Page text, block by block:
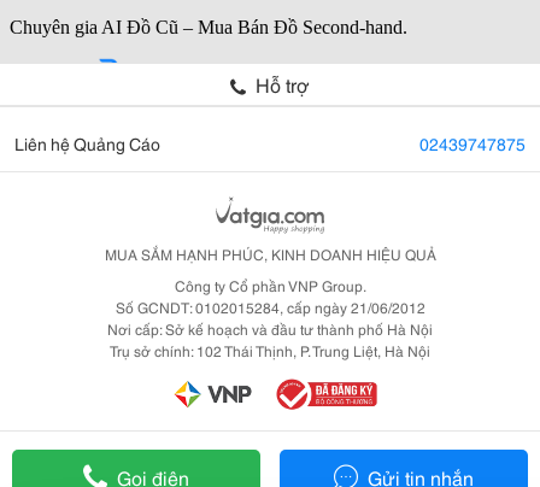
Gọi điện Gửi tin nhắn
Hỗ trợ
Liên hệ Quảng Cáo 02439747875
MUA SẮM HẠNH PHÚC, KINH DOANH HIỆU QUẢ
Công ty Cổ phần VNP Group.
Số GCNDT: 0102015284, cấp ngày 21/06/2012
Nơi cấp: Sở kế hoạch và đầu tư thành phố Hà Nội
Trụ sở chính: 102 Thái Thịnh, P. Trung Liệt, Hà Nội